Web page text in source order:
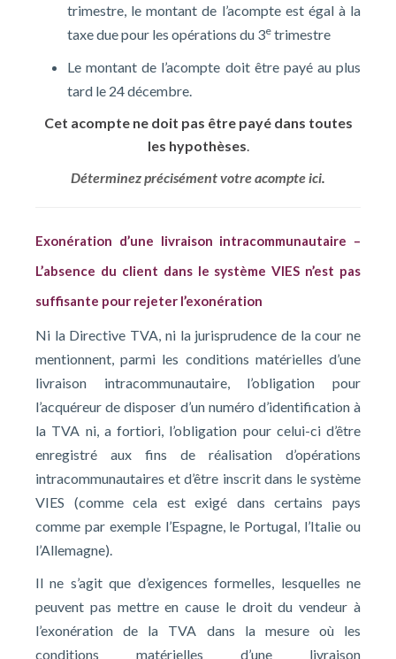
trimestre, le montant de l’acompte est égal à la
taxe due pour les opérations du 3e trimestre
Le montant de l’acompte doit être payé au plus
tard le 24 décembre.
Cet acompte ne doit pas être payé dans toutes
les hypothèses.
Déterminez précisément votre acompte ici.
Exonération d’une livraison intracommunautaire –
L’absence du client dans le système VIES n’est pas
suffisante pour rejeter l’exonération
Ni la Directive TVA, ni la jurisprudence de la cour ne
mentionnent, parmi les conditions matérielles d’une
livraison intracommunautaire, l’obligation pour
l’acquéreur de disposer d’un numéro d’identification à
la TVA ni, a fortiori, l’obligation pour celui-ci d’être
enregistré aux fins de réalisation d’opérations
intracommunautaires et d’être inscrit dans le système
VIES (comme cela est exigé dans certains pays
comme par exemple l’Espagne, le Portugal, l’Italie ou
l’Allemagne).
Il ne s’agit que d’exigences formelles, lesquelles ne
peuvent pas mettre en cause le droit du vendeur à
l’exonération de la TVA dans la mesure où les
conditions matérielles d’une livraison